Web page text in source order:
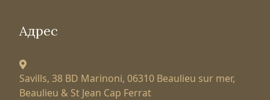
Адрес
Savills, 38 BD Marinoni, 06310 Beaulieu sur mer,
Beaulieu & St Jean Cap Ferrat